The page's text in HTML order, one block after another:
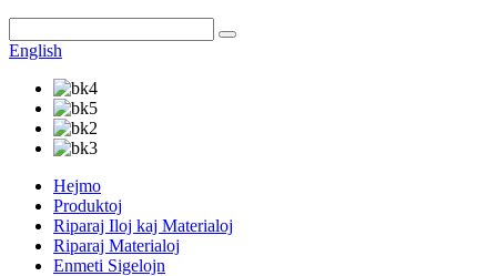
English
Hejmo
Produktoj
Riparaj Iloj kaj Materialoj
Riparaj Materialoj
Enmeti Sigelojn